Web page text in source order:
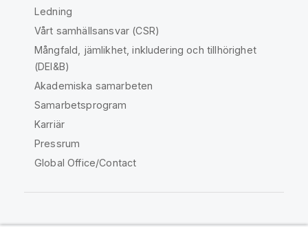
Ledning
Vårt samhällsansvar (CSR)
Mångfald, jämlikhet, inkludering och tillhörighet
(DEI&B)
Akademiska samarbeten
Samarbetsprogram
Karriär
Pressrum
Global Office/Contact